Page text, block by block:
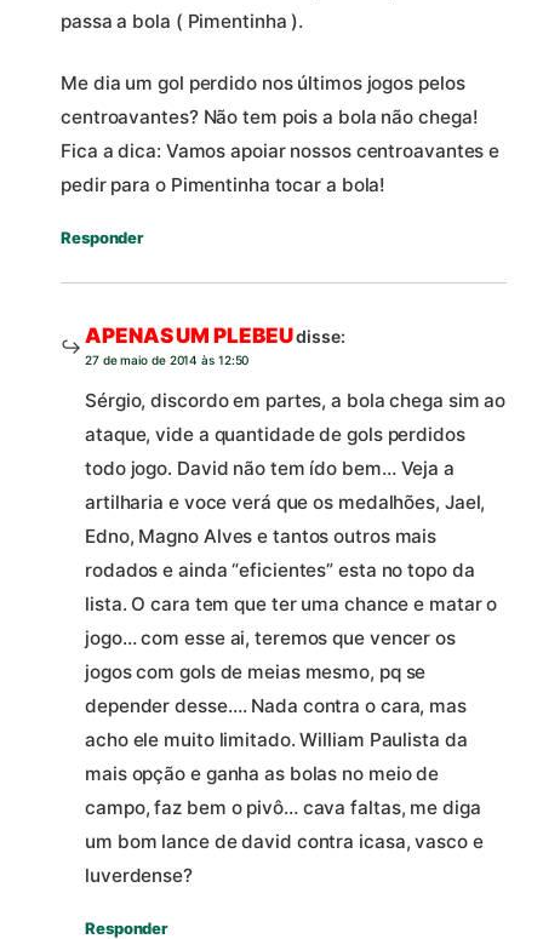
passa a bola ( Pimentinha ).
Me dia um gol perdido nos últimos jogos pelos
centroavantes? Não tem pois a bola não chega!
Fica a dica: Vamos apoiar nossos centroavantes e
pedir para o Pimentinha tocar a bola!
Responder
APENAS UM PLEBEUdisse:
27 de maio de 2014 às 12:50
Sérgio, discordo em partes, a bola chega sim ao
ataque, vide a quantidade de gols perdidos
todo jogo. David não tem ído bem… Veja a
artilharia e voce verá que os medalhões, Jael,
Edno, Magno Alves e tantos outros mais
rodados e ainda “eficientes” esta no topo da
lista. O cara tem que ter uma chance e matar o
jogo… com esse ai, teremos que vencer os
jogos com gols de meias mesmo, pq se
depender desse…. Nada contra o cara, mas
acho ele muito limitado. William Paulista da
mais opção e ganha as bolas no meio de
campo, faz bem o pivô… cava faltas, me diga
um bom lance de david contra icasa, vasco e
luverdense?
Responder